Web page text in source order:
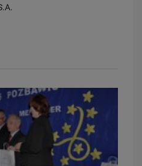
perony, większa